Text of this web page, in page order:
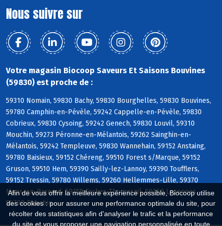
Afin de vous offrir la meilleure expérience possible, Biocoop utilise
des cookies : pour assurer une performance optimale du site, pour
récolter des statistiques afin d'analyser le trafic et la performance
du site et vous proposer une navigation personnalisée en toute
Nous suivre sur
Votre magasin Biocoop Saveurs Et Saisons Bouvines
(59830) est proche de :
59310 Nomain, 59830 Bachy, 59830 Bourghelles, 59830 Bouvines,
59780 Camphin-en-Pévèle, 59242 Cappelle-en-Pévèle, 59830
Cobrieux, 59830 Cysoing, 59242 Genech, 59830 Louvil, 59310
Mouchin, 59273 Péronne-en-Mélantois, 59262 Sainghin-en-
Mélantois, 59242 Templeuve, 59830 Wannehain, 59152 Anstaing,
59780 Baisieux, 59152 Chéreng, 59510 Forest s/Marque, 59152
Gruson, 59510 Hem, 59390 Sailly-lez-Lannoy, 59390 Toufflers,
59152 Tressin, 59780 Willems, 59260 Hellemmes-Lille, 59370
Mons-en-Baroeul, 59155 Faches-Thumesnil, 59260 Lezennes,
59790 Ronchin